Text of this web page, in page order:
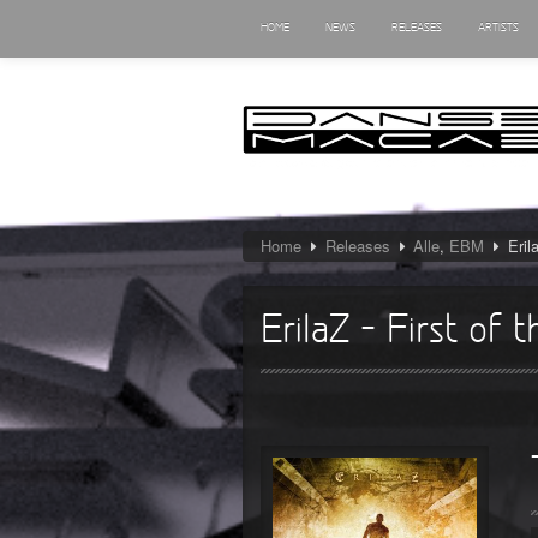
HOME NEWS RELEASES ARTISTS
Home Releases Alle, EBM
ErilaZ – First of